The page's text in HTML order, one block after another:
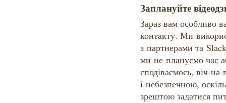
Заплануйте
Зараз вам особливо
контакту. Ми
з партнерами та
ми не плануємо час
сподіваємось, віч-
і небезпечною,
зрештою задатися